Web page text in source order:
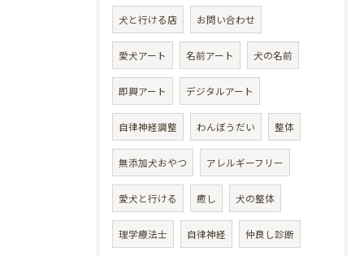
犬と行ける店 お問い合わせ
愛犬アート 名前アート 犬の名前
即興アート デジタルアート
自律神経調整 わんぼうだい 整体
無添加犬おやつ アレルギーフリー
愛犬と行ける 癒し 犬の整体
理学療法士 自律神経 仲良し診断